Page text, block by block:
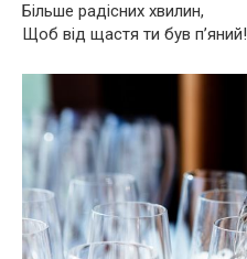
Більше радісних хвилин,
Щоб від щастя ти був п’яний!